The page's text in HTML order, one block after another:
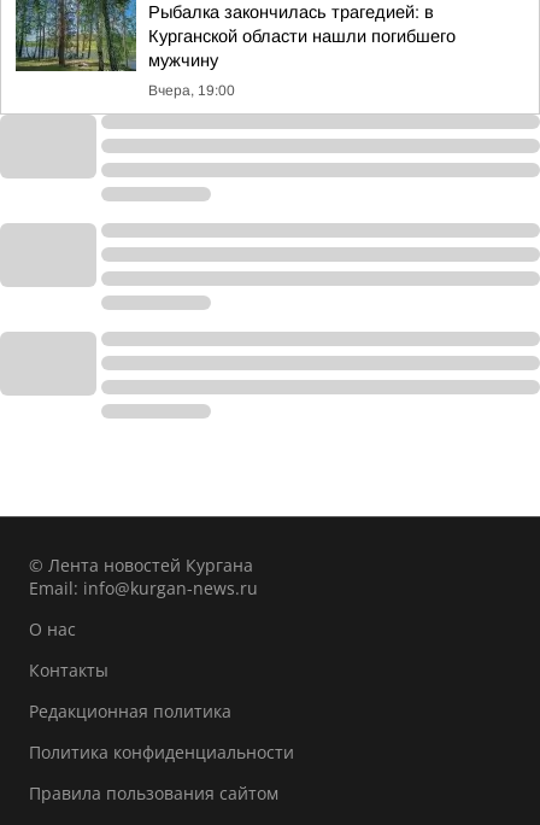
Рыбалка закончилась трагедией: в
Курганской области нашли погибшего
мужчину
Вчера, 19:00
© Лента новостей Кургана
Email: info@kurgan-news.ru
О нас
Контакты
Редакционная политика
Политика конфиденциальности
Правила пользования сайтом